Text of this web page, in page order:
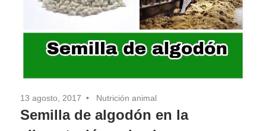
13 agosto, 2017 Nutrición animal
Semilla de algodón en la